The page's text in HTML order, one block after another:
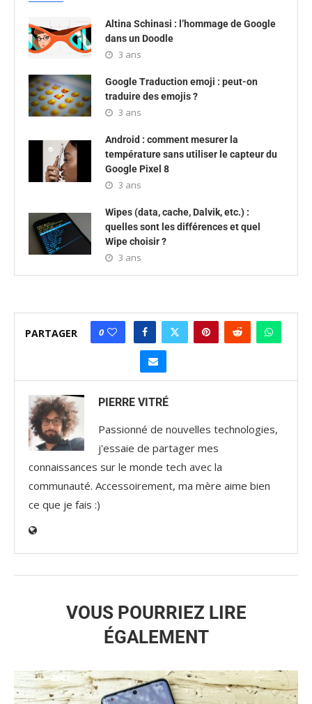
Altina Schinasi : l’hommage de Google
dans un Doodle
3 ans
Google Traduction emoji : peut-on
traduire des emojis ?
3 ans
Android : comment mesurer la
température sans utiliser le capteur du
Google Pixel 8
3 ans
Wipes (data, cache, Dalvik, etc.) :
quelles sont les différences et quel
Wipe choisir ?
3 ans
PARTAGER 0
PIERRE VITRÉ
Passionné de nouvelles technologies,
j'essaie de partager mes
connaissances sur le monde tech avec la
communauté. Accessoirement, ma mère aime bien
ce que je fais :)
VOUS POURRIEZ LIRE
ÉGALEMENT